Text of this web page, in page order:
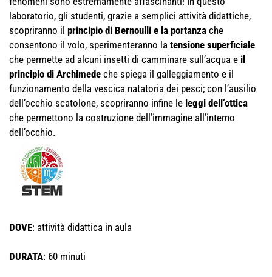
laboratorio, gli studenti, grazie a semplici attività didattiche,
scopriranno il principio di Bernoulli e la portanza che
consentono il volo, sperimenteranno la tensione superficiale
che permette ad alcuni insetti di camminare sull’acqua e il
principio di Archimede che spiega il galleggiamento e il
funzionamento della vescica natatoria dei pesci; con l’ausilio
dell’occhio scatolone, scopriranno infine le leggi dell’ottica
che permettono la costruzione dell’immagine all’interno
dell’occhio.
DOVE: attività didattica in aula
DURATA: 60 minuti